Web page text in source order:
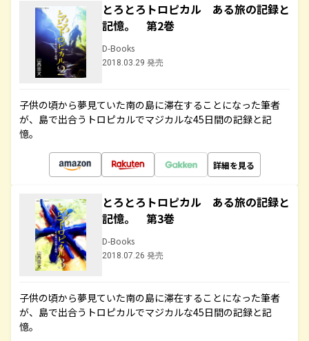
とろとろトロピカル ある旅の記録と
記憶。 第2巻
D-Books
2018.03.29 発売
子供の頃から夢見ていた南の島に滞在することになった筆者
が、島で出合うトロピカルでマジカルな45日間の記録と記
憶。
詳細を見る
とろとろトロピカル ある旅の記録と
記憶。 第3巻
D-Books
2018.07.26 発売
子供の頃から夢見ていた南の島に滞在することになった筆者
が、島で出合うトロピカルでマジカルな45日間の記録と記
憶。